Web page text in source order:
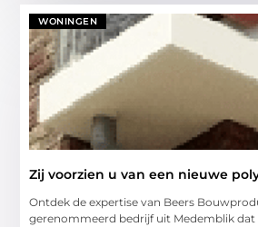
WONINGEN
Zij voorzien u van een nieuwe
Ontdek de expertise van Beers
gerenommeerd bedrijf uit Medemblik dat